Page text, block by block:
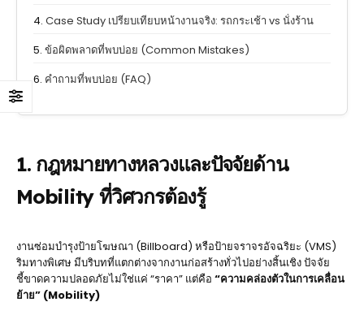
4. Case Study เปรียบเทียบหน้างานจริง: รถกระเช้า vs นั่งร้าน
5. ข้อผิดพลาดที่พบบ่อย (Common Mistakes)
6. คำถามที่พบบ่อย (FAQ)
1. กฎหมายทางหลวงและปัจจัยด้าน
Mobility ที่วิศวกรต้องรู้
งานซ่อมบำรุงป้ายโฆษณา (Billboard) หรือป้ายจราจรอัจฉริยะ (VMS)
ริมทางพิเศษ มีบริบทที่แตกต่างจากงานก่อสร้างทั่วไปอย่างสิ้นเชิง ปัจจัย
ชี้ขาดความปลอดภัยไม่ใช่แค่ “ราคา” แต่คือ “ความคล่องตัวในการเคลื่อน
ย้าย” (Mobility)